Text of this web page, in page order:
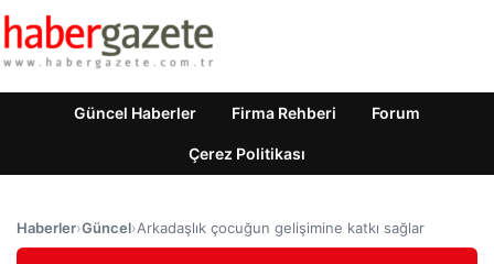
Güncel Haberler Firma Rehberi Forum
Çerez Politikası
Haberler›Güncel›Arkadaşlık çocuğun gelişimine katkı sağlar